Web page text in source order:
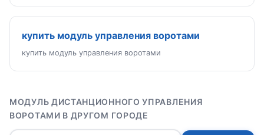
купить модуль управления воротами
купить модуль управления воротами
МОДУЛЬ ДИСТАНЦИОННОГО УПРАВЛЕНИЯ
ВОРОТАМИ В ДРУГОМ ГОРОДЕ